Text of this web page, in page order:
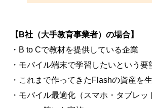
【B社（大手教育事業者）の場合】
・B to Cで教材を提供している企業
・モバイル端末で学習したいという要
・これまで作ってきたFlashの資産を
・モバイル最適化（スマホ・タブレッ